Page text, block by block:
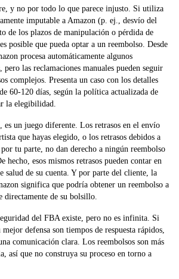
y no por todo lo que parece injusto. Si utiliza
imputable a Amazon (p. ej., desvío del
de los plazos de manipulación o pérdida de
posible que pueda optar a un reembolso. Desde
procesa automáticamente algunos
pero las reclamaciones manuales pueden seguir
complejos. Presenta un caso con los detalles
60-120 días, según la política actualizada de
la elegibilidad.
es un juego diferente. Los retrasos en el envío
que hayas elegido, o los retrasos debidos a
tu parte, no dan derecho a ningún reembolso
hecho, esos mismos retrasos pueden contar en
salud de su cuenta. Y por parte del cliente, la
significa que podría obtener un reembolso a
directamente de su bolsillo.
del FBA existe, pero no es infinita. Si
defensa son tiempos de respuesta rápidos,
comunicación clara. Los reembolsos son más
así que no construya su proceso en torno a